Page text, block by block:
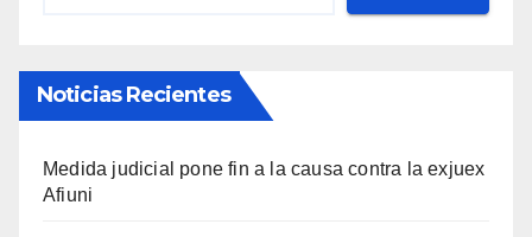
Noticias Recientes
Medida judicial pone fin a la causa contra la exjuex
Afiuni